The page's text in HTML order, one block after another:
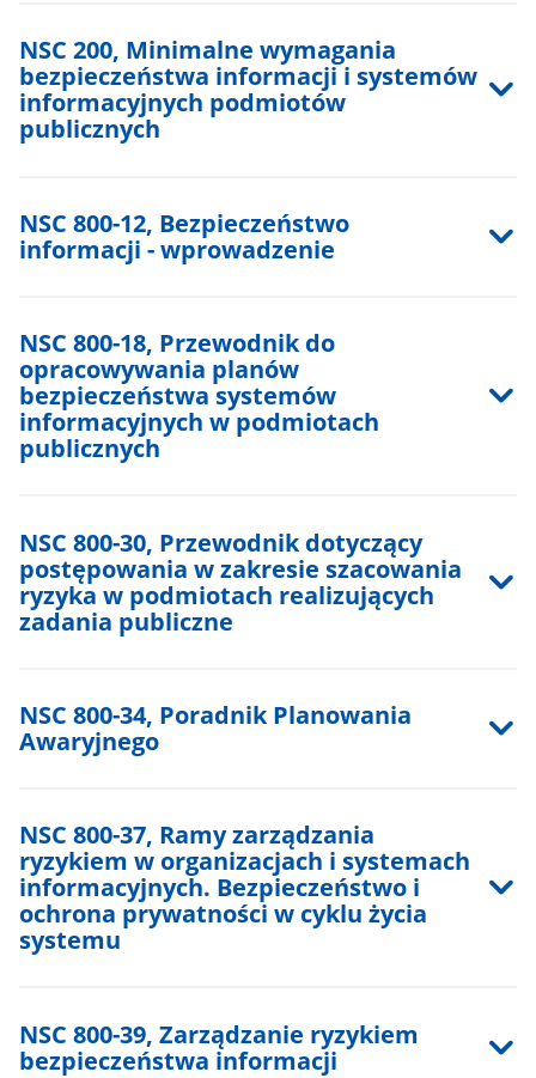
NSC 200, Minimalne wymagania
bezpieczeństwa informacji i systemów
informacyjnych podmiotów
publicznych
NSC 800-12, Bezpieczeństwo
informacji - wprowadzenie
NSC 800-18, Przewodnik do
opracowywania planów
bezpieczeństwa systemów
informacyjnych w podmiotach
publicznych
NSC 800-30, Przewodnik dotyczący
postępowania w zakresie szacowania
ryzyka w podmiotach realizujących
zadania publiczne
NSC 800-34, Poradnik Planowania
Awaryjnego
NSC 800-37, Ramy zarządzania
ryzykiem w organizacjach i systemach
informacyjnych. Bezpieczeństwo i
ochrona prywatności w cyklu życia
systemu
NSC 800-39, Zarządzanie ryzykiem
bezpieczeństwa informacji